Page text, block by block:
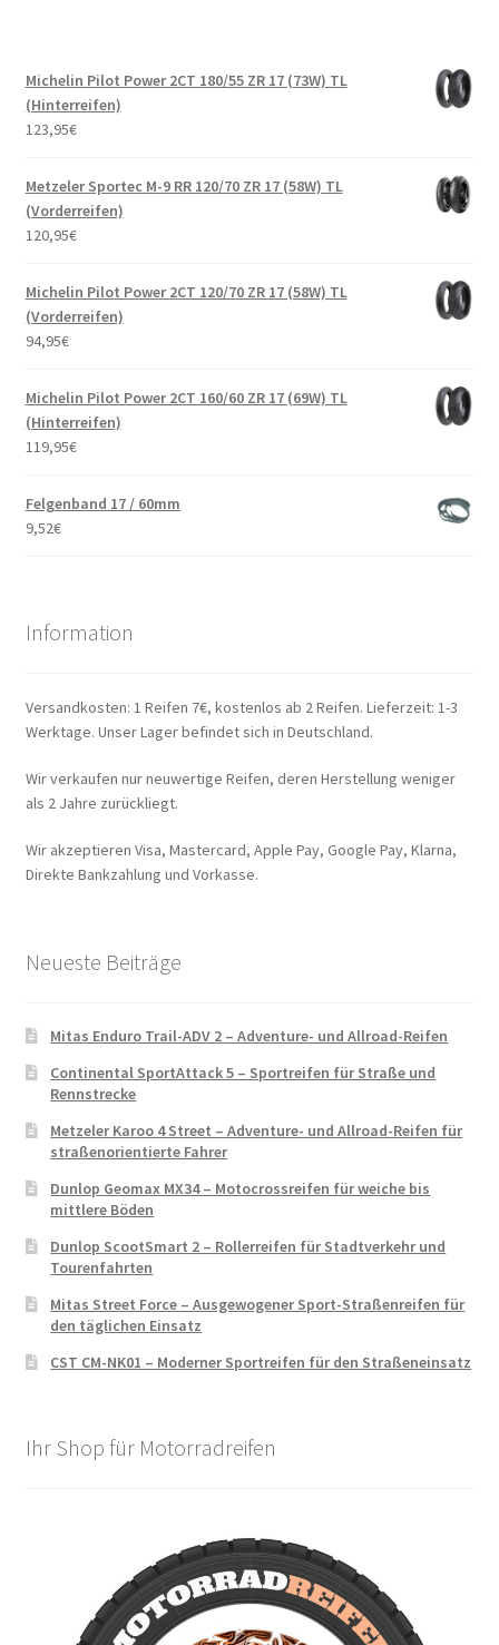
Michelin Pilot Power 2CT 180/55 ZR 17 (73W) TL
(Hinterreifen)
123,95€
Metzeler Sportec M-9 RR 120/70 ZR 17 (58W) TL
(Vorderreifen)
120,95€
Michelin Pilot Power 2CT 120/70 ZR 17 (58W) TL
(Vorderreifen)
94,95€
Michelin Pilot Power 2CT 160/60 ZR 17 (69W) TL
(Hinterreifen)
119,95€
Felgenband 17 / 60mm
9,52€
Information
Versandkosten: 1 Reifen 7€, kostenlos ab 2 Reifen. Lieferzeit: 1-3
Werktage. Unser Lager befindet sich in Deutschland.
Wir verkaufen nur neuwertige Reifen, deren Herstellung weniger
als 2 Jahre zurückliegt.
Wir akzeptieren Visa, Mastercard, Apple Pay, Google Pay, Klarna,
Direkte Bankzahlung und Vorkasse.
Neueste Beiträge
Mitas Enduro Trail-ADV 2 – Adventure- und Allroad-Reifen
Continental SportAttack 5 – Sportreifen für Straße und
Rennstrecke
Metzeler Karoo 4 Street – Adventure- und Allroad-Reifen für
straßenorientierte Fahrer
Dunlop Geomax MX34 – Motocrossreifen für weiche bis
mittlere Böden
Dunlop ScootSmart 2 – Rollerreifen für Stadtverkehr und
Tourenfahrten
Mitas Street Force – Ausgewogener Sport-Straßenreifen für
den täglichen Einsatz
CST CM-NK01 – Moderner Sportreifen für den Straßeneinsatz
Ihr Shop für Motorradreifen